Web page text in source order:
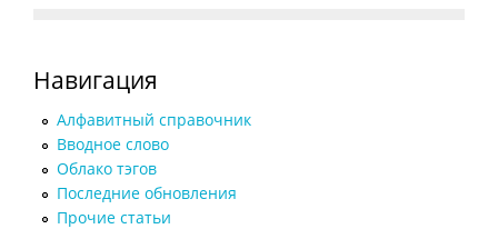
Навигация
Алфавитный справочник
Вводное слово
Облако тэгов
Последние обновления
Прочие статьи